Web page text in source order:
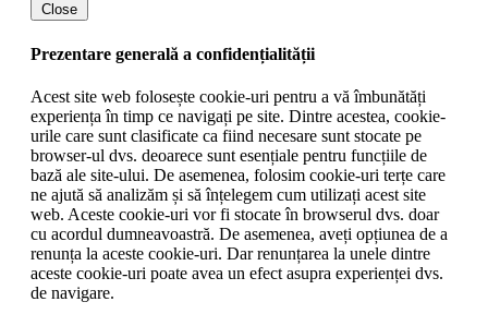
Close
Prezentare generală a confidențialității
Acest site web folosește cookie-uri pentru a vă îmbunătăți
experiența în timp ce navigați pe site. Dintre acestea, cookie-
urile care sunt clasificate ca fiind necesare sunt stocate pe
browser-ul dvs. deoarece sunt esențiale pentru funcțiile de
bază ale site-ului. De asemenea, folosim cookie-uri terțe care
ne ajută să analizăm și să înțelegem cum utilizați acest site
web. Aceste cookie-uri vor fi stocate în browserul dvs. doar
cu acordul dumneavoastră. De asemenea, aveți opțiunea de a
renunța la aceste cookie-uri. Dar renunțarea la unele dintre
aceste cookie-uri poate avea un efect asupra experienței dvs.
de navigare.